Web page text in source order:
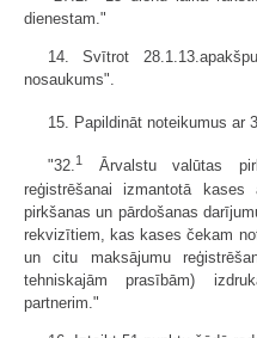
dienestam."
14. Svītrot
nosaukums".
15. Papildināt noteikumus ar
"32.1
Ārvalstu valūtas
reģistrēšanai izmantotā kases
pirkšanas un pārdošanas
rekvizītiem, kas kases čekam
un citu maksājumu
tehniskajām prasībām)
partnerim."